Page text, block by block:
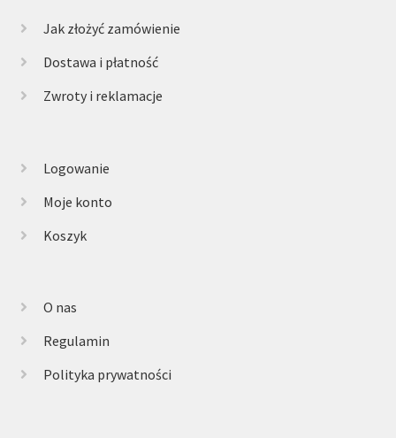
Jak złożyć zamówienie
Dostawa i płatność
Zwroty i reklamacje
Logowanie
Moje konto
Koszyk
O nas
Regulamin
Polityka prywatności